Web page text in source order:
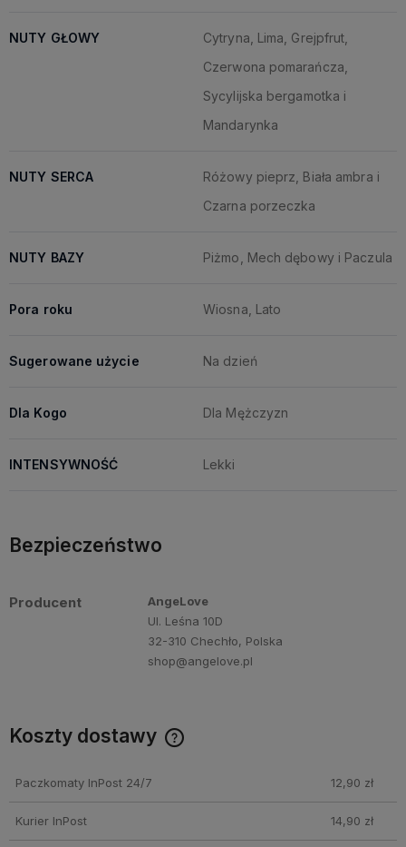
NUTY GŁOWY
Cytryna, Lima, Grejpfrut,
Czerwona pomarańcza,
Sycylijska bergamotka i
Mandarynka
NUTY SERCA
Różowy pieprz, Biała ambra i
Czarna porzeczka
NUTY BAZY Piżmo, Mech dębowy i Paczula
Pora roku Wiosna, Lato
Sugerowane użycie Na dzień
Dla Kogo Dla Mężczyzn
INTENSYWNOŚĆ Lekki
Bezpieczeństwo
Producent
AngeLove
Ul. Leśna 10D
32-310 Chechło, Polska
shop@angelove.pl
Koszty dostawy
Paczkomaty InPost 24/7
12,90 zł
Kurier InPost 14,90 zł